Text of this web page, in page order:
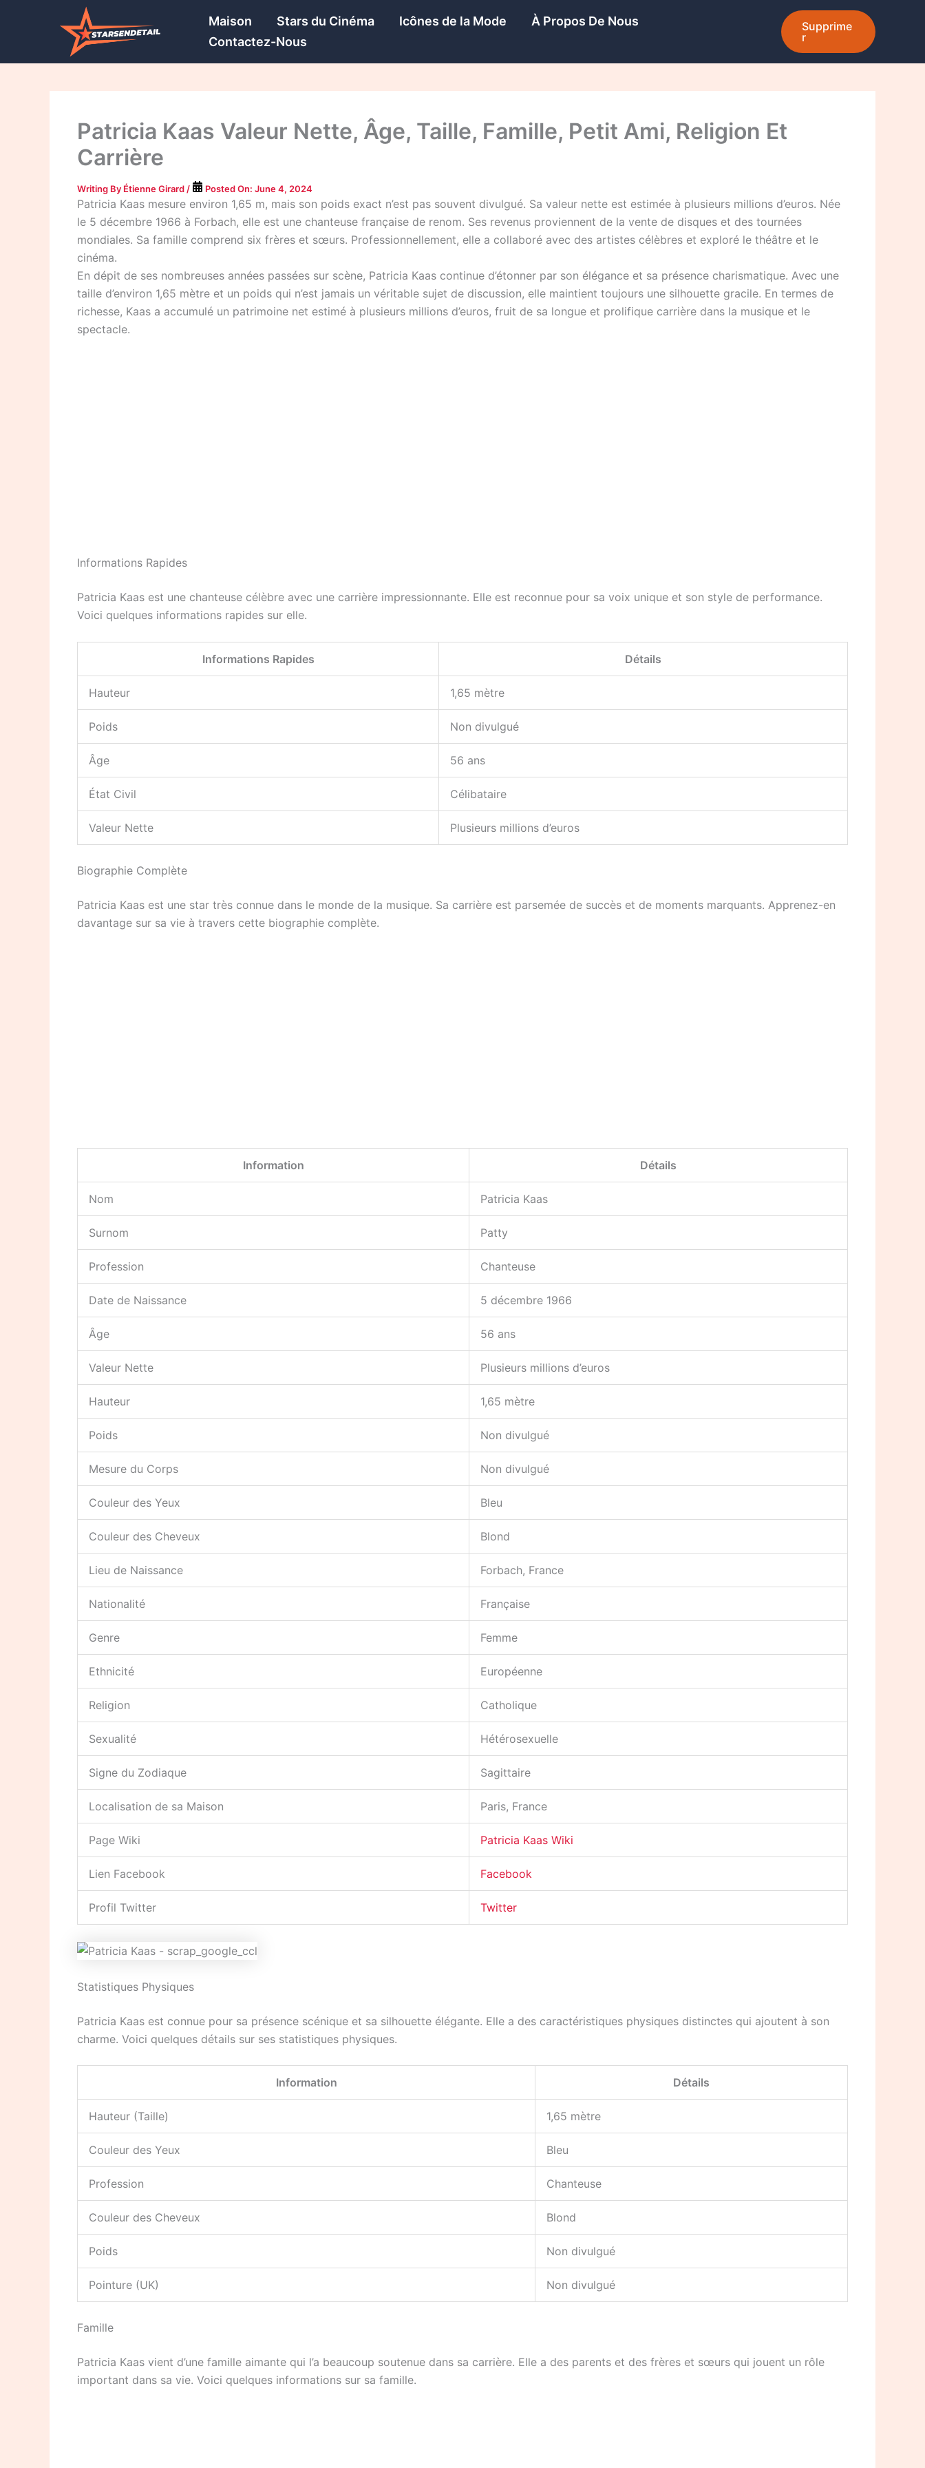
Maison Stars du Cinéma Icônes de la Mode
À Propos De Nous
Contactez-Nous
Supprime
r
Patricia Kaas Valeur Nette, Âge, Taille, Famille, Petit Ami, Religion Et
Carrière
Writing By Étienne Girard / Posted On: June 4, 2024
Patricia Kaas mesure environ 1,65 m, mais son poids exact n’est pas souvent divulgué. Sa valeur nette est estimée à plusieurs millions d’euros. Née
le 5 décembre 1966 à Forbach, elle est une chanteuse française de renom. Ses revenus proviennent de la vente de disques et des tournées
mondiales. Sa famille comprend six frères et sœurs. Professionnellement, elle a collaboré avec des artistes célèbres et exploré le théâtre et le
cinéma.
En dépit de ses nombreuses années passées sur scène, Patricia Kaas continue d’étonner par son élégance et sa présence charismatique. Avec une
taille d’environ 1,65 mètre et un poids qui n’est jamais un véritable sujet de discussion, elle maintient toujours une silhouette gracile. En termes de
richesse, Kaas a accumulé un patrimoine net estimé à plusieurs millions d’euros, fruit de sa longue et prolifique carrière dans la musique et le
spectacle.
Informations Rapides
Patricia Kaas est une chanteuse célèbre avec une carrière impressionnante. Elle est reconnue pour sa voix unique et son style de performance.
Voici quelques informations rapides sur elle.
Informations Rapides Détails
Hauteur 1,65 mètre
Poids Non divulgué
Âge 56 ans
État Civil Célibataire
Valeur Nette Plusieurs millions d’euros
Biographie Complète
Patricia Kaas est une star très connue dans le monde de la musique. Sa carrière est parsemée de succès et de moments marquants. Apprenez-en
davantage sur sa vie à travers cette biographie complète.
Information Détails
Nom Patricia Kaas
Surnom Patty
Profession Chanteuse
Date de Naissance 5 décembre 1966
Âge 56 ans
Valeur Nette Plusieurs millions d’euros
Hauteur 1,65 mètre
Poids Non divulgué
Mesure du Corps Non divulgué
Couleur des Yeux Bleu
Couleur des Cheveux Blond
Lieu de Naissance Forbach, France
Nationalité Française
Genre Femme
Ethnicité Européenne
Religion Catholique
Sexualité Hétérosexuelle
Signe du Zodiaque Sagittaire
Localisation de sa Maison Paris, France
Page Wiki Patricia Kaas Wiki
Lien Facebook Facebook
Profil Twitter Twitter
Statistiques Physiques
Patricia Kaas est connue pour sa présence scénique et sa silhouette élégante. Elle a des caractéristiques physiques distinctes qui ajoutent à son
charme. Voici quelques détails sur ses statistiques physiques.
Information Détails
Hauteur (Taille) 1,65 mètre
Couleur des Yeux Bleu
Profession Chanteuse
Couleur des Cheveux Blond
Poids Non divulgué
Pointure (UK) Non divulgué
Famille
Patricia Kaas vient d’une famille aimante qui l’a beaucoup soutenue dans sa carrière. Elle a des parents et des frères et sœurs qui jouent un rôle
important dans sa vie. Voici quelques informations sur sa famille.